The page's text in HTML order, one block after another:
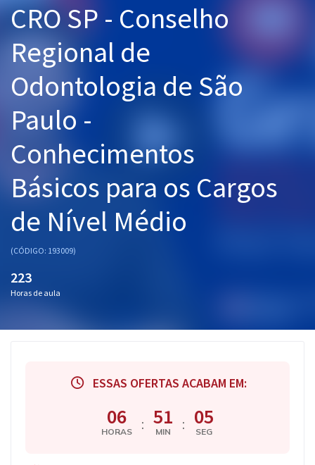
Cursos 20% OFF
Pós
Graduação
OAB
Mentorias
Questões grátis
Conteúdo gratuito
CRO SP - Conselho
Regional de
Odontologia de São
Paulo -
Conhecimentos
Básicos para os Cargos
de Nível Médio
(CÓDIGO: 193009)
223
Horas de aula
ESSAS OFERTAS ACABAM EM:
06
HORAS : 51
MIN : 04
SEG